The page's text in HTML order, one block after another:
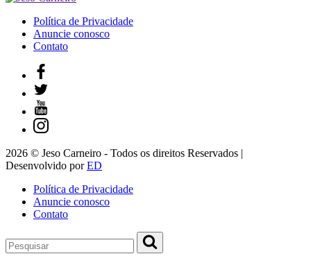
Política de Privacidade
Anuncie conosco
Contato
2026 © Jeso Carneiro - Todos os direitos Reservados |
Desenvolvido porED
Política de Privacidade
Anuncie conosco
Contato